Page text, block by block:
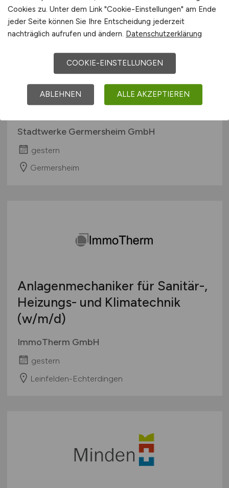
Ingenieur(m/w/d) im Bereich
Wasser- und Abwassersysteme
Stadtwerke Germersheim GmbH
gestern
Germersheim
Anlagenmechaniker für Sanitär-,
Heizungs- und Klimatechnik
(w/m/d)
ImmoTherm GmbH
gestern
Leinfelden-Echterdingen
Cookies zu. Unter dem Link "Cookie-Einstellungen" am Ende
jeder Seite können Sie Ihre Entscheidung jederzeit
nachträglich aufrufen und ändern. Datenschutzerklärung
COOKIE-EINSTELLUNGEN
ABLEHNEN ALLE AKZEPTIEREN